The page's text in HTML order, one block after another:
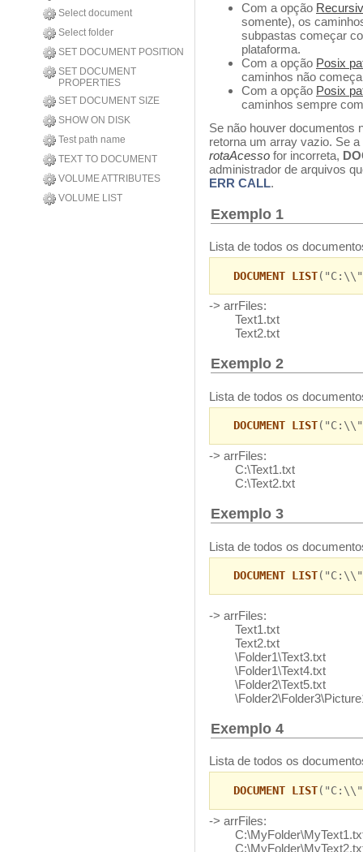
Select document
Select folder
SET DOCUMENT POSITION
SET DOCUMENT
PROPERTIES
SET DOCUMENT SIZE
SHOW ON DISK
Test path name
TEXT TO DOCUMENT
VOLUME ATTRIBUTES
VOLUME LIST
Com a opção
somente), os
subpastas começar
plataforma.
Com a opção Posix
caminhos não
Com a opção Posix
caminhos sempre
Se não houver documentos
retorna um array vazio. Se
rotaAcesso for incorreta,
administrador de arquivos
ERR CALL.
Exemplo 1
Lista de todos os
DOCUMENT LIST
-> arrFiles:
Text1.txt
Text2.txt
Exemplo 2
Lista de todos os
DOCUMENT LIST
-> arrFiles:
C:\Text1.txt
C:\Text2.txt
Exemplo 3
Lista de todos os
DOCUMENT LIST
-> arrFiles:
Text1.txt
Text2.txt
\Folder1\Text3.txt
\Folder1\Text4.txt
\Folder2\Text5.txt
Exemplo 4
Lista de todos os
DOCUMENT LIST
-> arrFiles: